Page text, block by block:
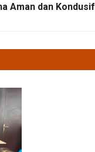
Aman dan Kondusif